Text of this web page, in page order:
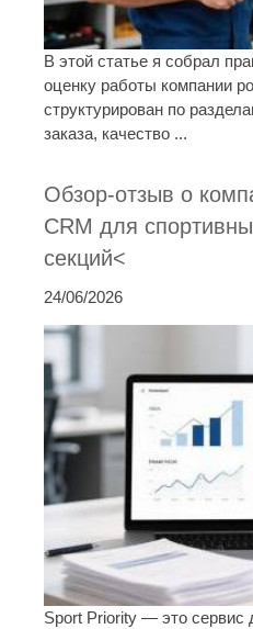
В этой статье я собрал
оценку работы компании
структурирован по
заказа, качество ...
Обзор-отзыв о
CRM для
секций<
24/06/2026
Sport Priority — это сервис